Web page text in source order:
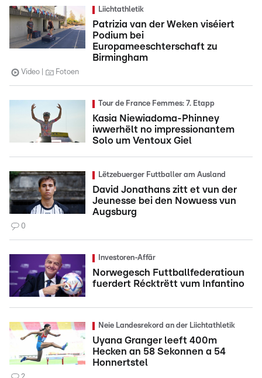
Liichtathletik
Patrizia van der Weken viséiert
Podium bei
Europameeschterschaft zu
Birmingham
Video Fotoen
Tour de France Femmes: 7. Etapp
Kasia Niewiadoma-Phinney
iwwerhëlt no impressionantem
Solo um Ventoux Giel
Lëtzebuerger Futtballer am Ausland
David Jonathans zitt et vun der
Jeunesse bei den Nowuess vun
Augsburg
0
Investoren-Affär
Norwegesch Futtballfederatioun
fuerdert Récktrëtt vum Infantino
Neie Landesrekord an der Liichtathletik
Uyana Granger leeft 400m
Hecken an 58 Sekonnen a 54
Honnertstel